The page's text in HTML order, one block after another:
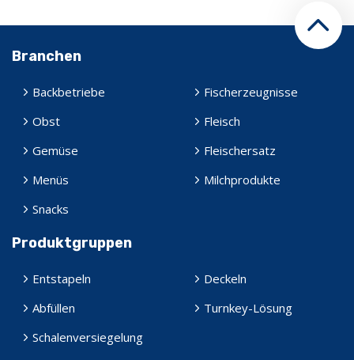
Branchen
Backbetriebe
Obst
Gemüse
Menüs
Snacks
Fischerzeugnisse
Fleisch
Fleischersatz
Milchprodukte
Produktgruppen
Entstapeln
Abfüllen
Schalenversiegelung
Deckeln
Turnkey-Lösung